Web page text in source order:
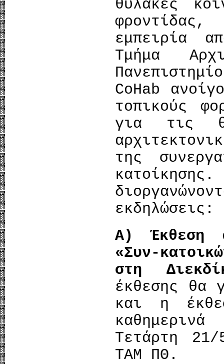
θύλακες
εμπειρία
Τμήμα
CoHab
τοπικούς
για τις
της
εκδηλώσεις:
Α) Έκθεση
«Συν-
στη
έκθεσης θα
και η
Τετάρτη
ΤΑΜ ΠΘ.